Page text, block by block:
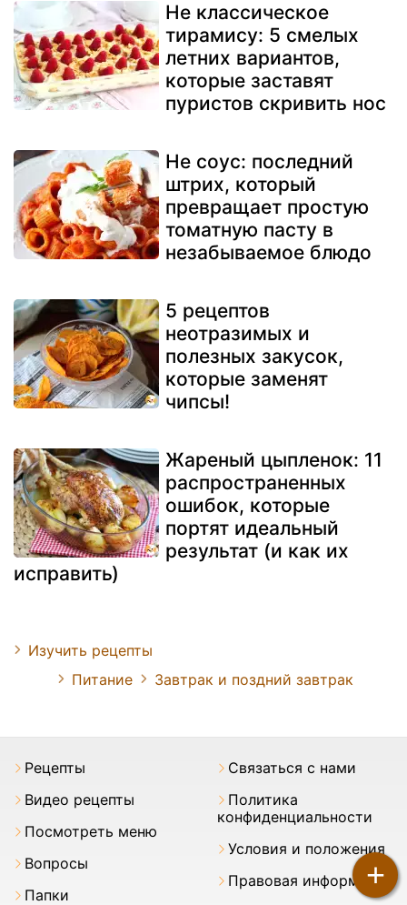
+
Не классическое
тирамису: 5 смелых
летних вариантов,
которые заставят
пуристов скривить нос
Не соус: последний
штрих, который
превращает простую
томатную пасту в
незабываемое блюдо
5 рецептов
неотразимых и
полезных закусок,
которые заменят
чипсы!
Жареный цыпленок: 11
распространенных
ошибок, которые
портят идеальный
результат (и как их
исправить)
Изучить рецепты
Питание
Завтрак и поздний завтрак
Pецепты
Видео рецепты
Посмотреть меню
Вопросы
Папки
Связаться с нами
Политика
конфиденциальности
Условия и положения
Правовая информация